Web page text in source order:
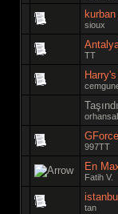
kurban
sioux
TT
997TT
En
Fatih V.
tan